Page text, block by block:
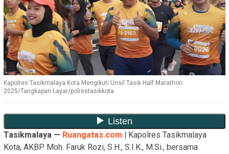
Kapolres Tasikmalaya Kota Mengikuti Unsil Tasik Half Marathon
2025/Tangkapan Layar/polrestasikkota
Tasikmalaya — Ruangatas.com | Kapolres Tasikmalaya
Kota, AKBP Moh. Faruk Rozi, S.H., S.I.K., M.Si., bersama